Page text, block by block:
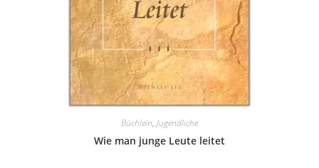
Büchlein, Jugendliche
Wie man junge Leute leitet